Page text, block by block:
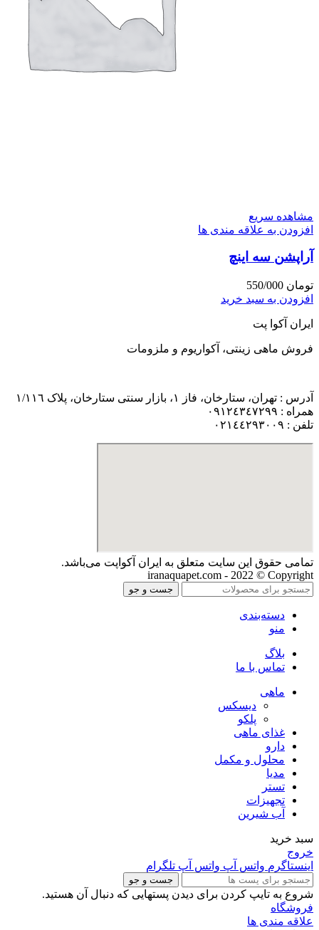
مشاهده سریع
افزودن به علاقه مندی ها
آراپشن سه اینچ
تومان
افزودن به سبد خرید
ایران آکوا پت
فروش ماهی زینتی، آکواریوم و ملزومات
آدرس : تهران، ستارخان، فاز ١، بازار سنتی ستارخان، پلاک ١/١١٦
همراه : ٠٩١٢٤٣٤٧٢٩٩
تلفن : ٠٢١٤٤٢٩٣٠٠٩
تمامی حقوق اين سايت متعلق به ایران آکواپت می‌باشد.
iranaquapet.com - 2022 © Copyright
جست و جو
دسته‌بندی
منو
بلاگ
تماس با ما
ماهی
دیسکس
پلکو
غذای ماهی
دارو
محلول و مکمل
مدیا
تستر
تجهیزات
آب شیرین
سبد خرید
خروج
اینستاگرم واتس آپ واتس آپ تلگرام
جست و جو
شروع به تایپ کردن برای دیدن پستهایی که دنبال آن هستید.
فروشگاه
علاقه مندی ها